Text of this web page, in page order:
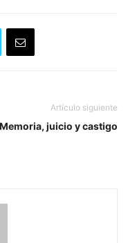
Artículo siguiente
Memoria, juicio y castigo